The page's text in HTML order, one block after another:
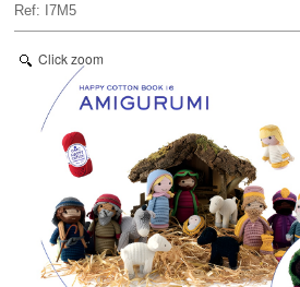
Ref: I7M5
Click zoom